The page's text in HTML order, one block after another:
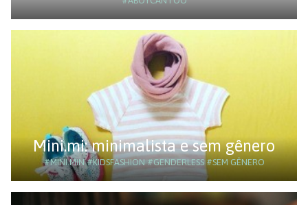
Mini.mi: minimalista e sem gênero
#MINI.MIN#KIDSFASHION#GENDERLESS#SEM GÊNERO